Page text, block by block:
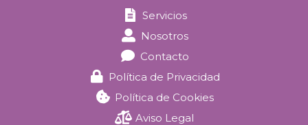
Servicios
Nosotros
Contacto
Política de Privacidad
Política de Cookies
Aviso Legal